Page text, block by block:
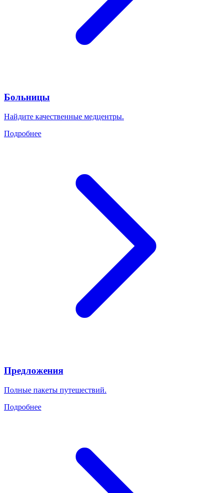
Больницы
Найдите качественные медцентры.
Подробнее
Предложения
Полные пакеты путешествий.
Подробнее